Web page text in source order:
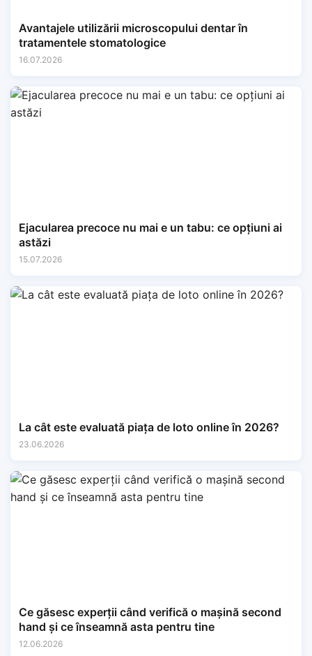
Avantajele utilizării microscopului dentar în
tratamentele stomatologice
16.07.2026
Ejacularea precoce nu mai e un tabu: ce opțiuni ai
astăzi
15.07.2026
La cât este evaluată piața de loto online în 2026?
23.06.2026
Ce găsesc experții când verifică o mașină second
hand și ce înseamnă asta pentru tine
12.06.2026